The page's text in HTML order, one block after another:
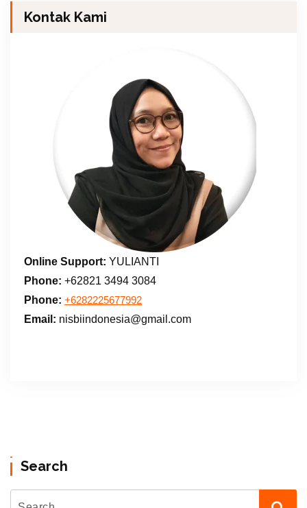
Kontak Kami
Online Support: YULIANTI
Phone: +62821 3494 3084
Phone: +6282225677992
Email: nisbiindonesia@gmail.com
Search